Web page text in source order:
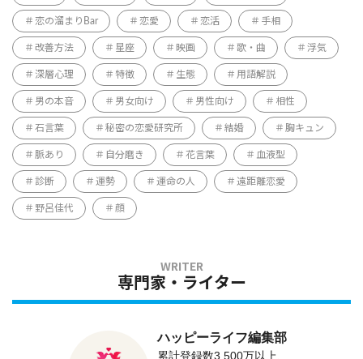
恋の溜まりBar 恋愛 恋活 手相
改善方法 星座 映画 歌・曲 浮気
深層心理 特徴 生態 用語解説
男の本音 男女向け 男性向け 相性
石言葉 秘密の恋愛研究所 結婚 胸キュン
脈あり 自分磨き 花言葉 血液型
診断 運勢 運命の人 遠距離恋愛
野呂佳代 顔
専門家・ライター
ハッピーライフ編集部
累計登録数3,500万以上、